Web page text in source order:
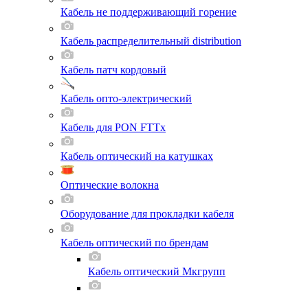
Кабель не поддерживающий горение
Кабель распределительный distribution
Кабель патч кордовый
Кабель опто-электрический
Кабель для PON FTTx
Кабель оптический на катушках
Оптические волокна
Оборудование для прокладки кабеля
Кабель оптический по брендам
Кабель оптический Мкгрупп